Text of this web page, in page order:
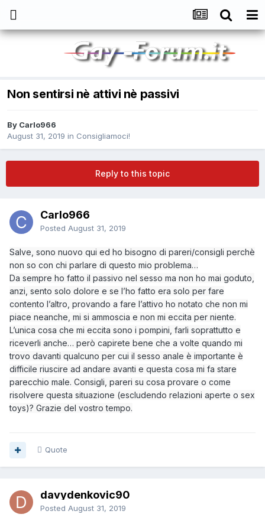
Non sentirsi nè attivi nè passivi
By Carlo966
August 31, 2019 in Consigliamoci!
Reply to this topic
Carlo966
Posted August 31, 2019
Salve, sono nuovo qui ed ho bisogno di pareri/consigli perchè
non so con chi parlare di questo mio problema…
Da sempre ho fatto il passivo nel sesso ma non ho mai goduto,
anzi, sento solo dolore e se l’ho fatto era solo per fare
contento l’altro, provando a fare l’attivo ho notato che non mi
piace neanche, mi si ammoscia e non mi eccita per niente.
L’unica cosa che mi eccita sono i pompini, farli soprattutto e
riceverli anche… però capirete bene che a volte quando mi
trovo davanti qualcuno per cui il sesso anale è importante è
difficile riuscire ad andare avanti e questa cosa mi fa stare
parecchio male. Consigli, pareri su cosa provare o come
risolvere questa situazione (escludendo relazioni aperte o sex
toys)? Grazie del vostro tempo.
Quote
davydenkovic90
Posted August 31, 2019